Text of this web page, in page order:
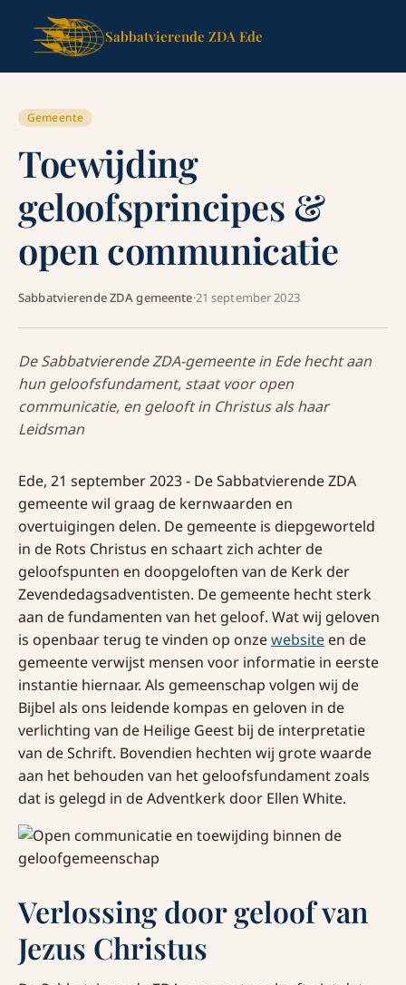
Sabbatvierende ZDA Ede
Gemeente
Toewijding
geloofsprincipes &
open communicatie
Sabbatvierende ZDA gemeente·21 september 2023
De Sabbatvierende ZDA-gemeente in Ede hecht aan
hun geloofsfundament, staat voor open
communicatie, en gelooft in Christus als haar
Leidsman
Ede, 21 september 2023 - De Sabbatvierende ZDA
gemeente wil graag de kernwaarden en
overtuigingen delen. De gemeente is diepgeworteld
in de Rots Christus en schaart zich achter de
geloofspunten en doopgeloften van de Kerk der
Zevendedagsadventisten. De gemeente hecht sterk
aan de fundamenten van het geloof. Wat wij geloven
is openbaar terug te vinden op onzewebsite en de
gemeente verwijst mensen voor informatie in eerste
instantie hiernaar. Als gemeenschap volgen wij de
Bijbel als ons leidende kompas en geloven in de
verlichting van de Heilige Geest bij de interpretatie
van de Schrift. Bovendien hechten wij grote waarde
aan het behouden van het geloofsfundament zoals
dat is gelegd in de Adventkerk door Ellen White.
Verlossing door geloof van
Jezus Christus